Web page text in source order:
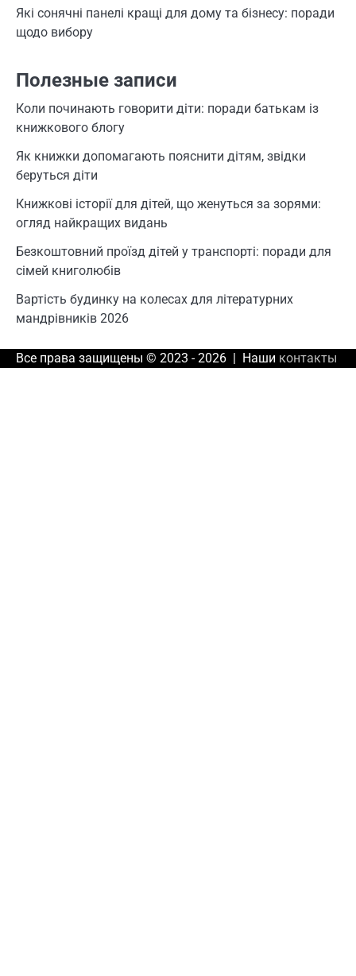
Які сонячні панелі кращі для дому та бізнесу: поради
щодо вибору
Полезные записи
Коли починають говорити діти: поради батькам із
книжкового блогу
Як книжки допомагають пояснити дітям, звідки
беруться діти
Книжкові історії для дітей, що женуться за зорями:
огляд найкращих видань
Безкоштовний проїзд дітей у транспорті: поради для
сімей книголюбів
Вартість будинку на колесах для літературних
мандрівників 2026
Все права защищены © 2023 - 2026 | Наши контакты